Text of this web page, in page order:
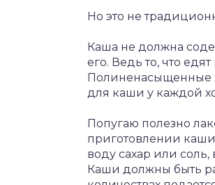
Но это не
Каша не должна
его. Ведь то, что
Полиненасыщенные
для каши у каждой
Попугаю полезно
приготовлении
воду сахар или
Каши должны быть